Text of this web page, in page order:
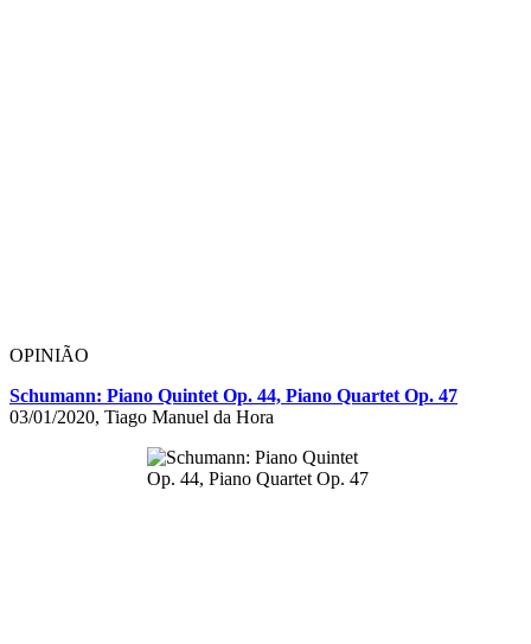
OPINIÃO
Schumann: Piano Quintet Op. 44, Piano Quartet Op. 47
03/01/2020, Tiago Manuel da Hora